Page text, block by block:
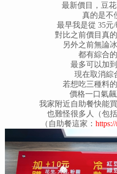
最新價目，豆
真的是不
最早我是從 35元/
對比之前價目真
另外之前無論
都有綜合
最多可以加
現在取消綜
若想吃三種料
價格一口氣飆
我家附近自助餐快能
也難怪很多人（包
（自助餐這家：